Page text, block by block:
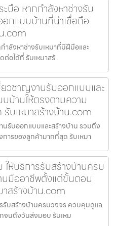
บือ หากกำลังหาช่างรับ
กแบบบ้านที่น่าเชื่อถือ
.com
ำลังหาช่างรับเหมาที่มีฝีมือและ
อได้ที่ รับเหมาสร้
วชาญงานรับออกแบบและ
บ้านให้ตรงตามความ
บเหมาสร้างบ้าน.com
รับออกแบบและสร้างบ้าน รวมถึง
ารของลูกค้ามากที่สุด รับเหมา
ห้บริการรับสร้างบ้านครบ
มืออาชีพตั้งแต่ขั้นตอน
สร้างบ้าน.com
รับสร้างบ้านครบวงจร ควบคุมดูแล
จนถึงวันส่งมอบ รับเหม